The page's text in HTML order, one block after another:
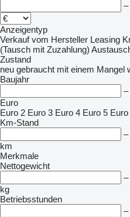
–
Anzeigentyp
Verkauf vom Hersteller Leasing
(Tausch mit Zuzahlung)
Zustand
neu gebraucht mit einem Mangel
Baujahr
–
Euro
Euro 2 Euro 3 Euro 4 Euro 5 Euro
Km-Stand
–
km
Merkmale
Nettogewicht
–
kg
Betriebsstunden
–